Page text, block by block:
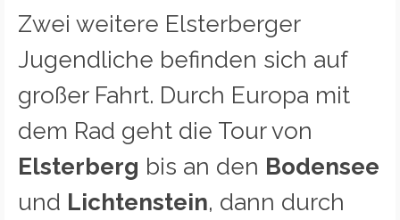
Zwei weitere Elsterberger
Jugendliche befinden sich auf
großer Fahrt. Durch Europa mit
dem Rad geht die Tour von
Elsterberg bis an den Bodensee
und Lichtenstein, dann durch